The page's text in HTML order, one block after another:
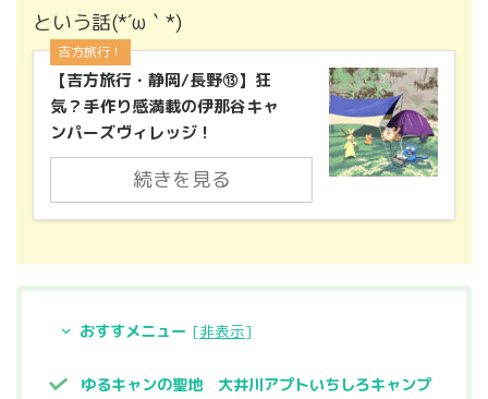
という話(*´ω｀*)
吉方旅行！
【吉方旅行・静岡/長野⑬】狂
気？手作り感満載の伊那谷キャ
ンパーズヴィレッジ！
続きを見る
おすすメニュー [非表示]
ゆるキャンの聖地 大井川アプトいちしろキャンプ